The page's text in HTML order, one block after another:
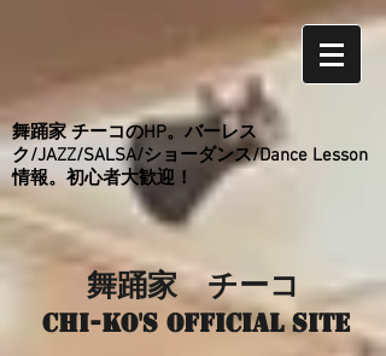
舞踊家 チーコのHP。バーレス
ク/JAZZ/SALSA/ショーダンス/Dance Lesson
情報。初心者大歓迎！
舞踊家 チーコ
Chi-ko's Official site